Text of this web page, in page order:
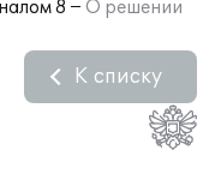
8
О решении
К списку